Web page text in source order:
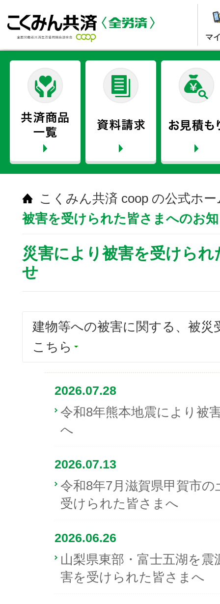
マ
こくみん共済 coop の公式ホ
被害を受けられた皆さまへのお
災害により被害を受けら
せ
建物等への被害に関する、被災
こちら
2026.07.28
令和8年熊本地震により被
へ
2026.07.13
令和8年7月滋賀県甲賀市
受けられた皆さまへ
2026.06.26
山梨県東部・富士五湖を
害を受けられた皆さまへ